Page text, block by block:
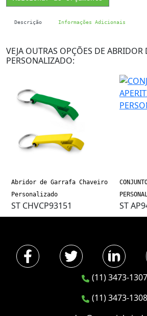
Descrição Informações Adicionais
VEJA OUTRAS OPÇÕES DE ABRIDOR
PERSONALIZADO:
Abridor de Garrafa Chaveiro
Personalizado
ST CHVCP93151 ST
(11) 3473-1307
(11) 3473-1308